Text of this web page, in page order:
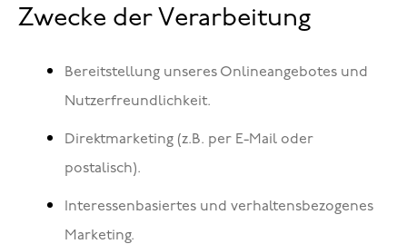
Zwecke der Verarbeitung
Bereitstellung unseres Onlineangebotes und
Nutzerfreundlichkeit.
Direktmarketing (z.B. per E-Mail oder
postalisch).
Interessenbasiertes und verhaltensbezogenes
Marketing.